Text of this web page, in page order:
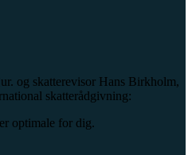
og skatterevisor Hans Birkholm,
skatterådgivning:
optimale for dig.